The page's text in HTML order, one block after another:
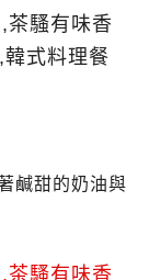
鹹甜的奶油與